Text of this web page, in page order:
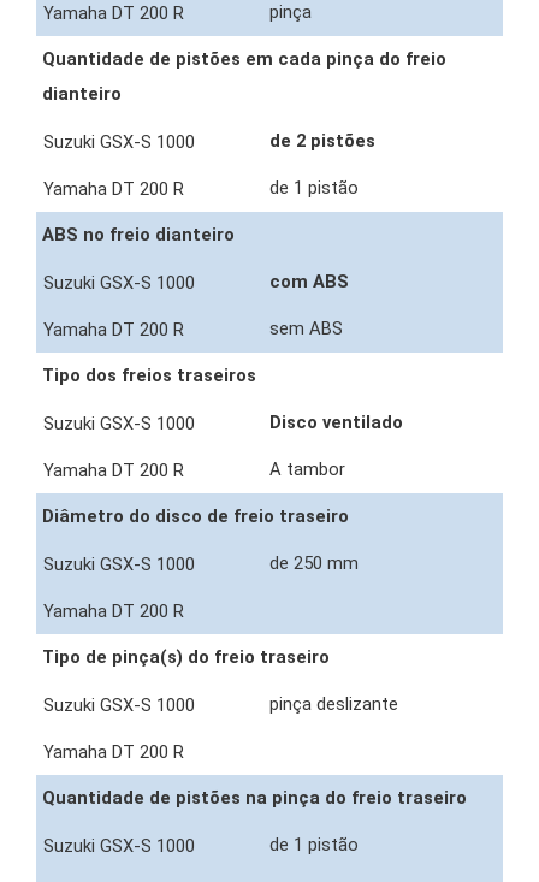
pinça
Quantidade de pistões em cada pinça do freio
dianteiro
de 2 pistões
de 1 pistão
ABS no freio dianteiro
com ABS
sem ABS
Tipo dos freios traseiros
Disco ventilado
A tambor
Diâmetro do disco de freio traseiro
de 250 mm
Tipo de pinça(s) do freio traseiro
pinça deslizante
Quantidade de pistões na pinça do freio traseiro
de 1 pistão